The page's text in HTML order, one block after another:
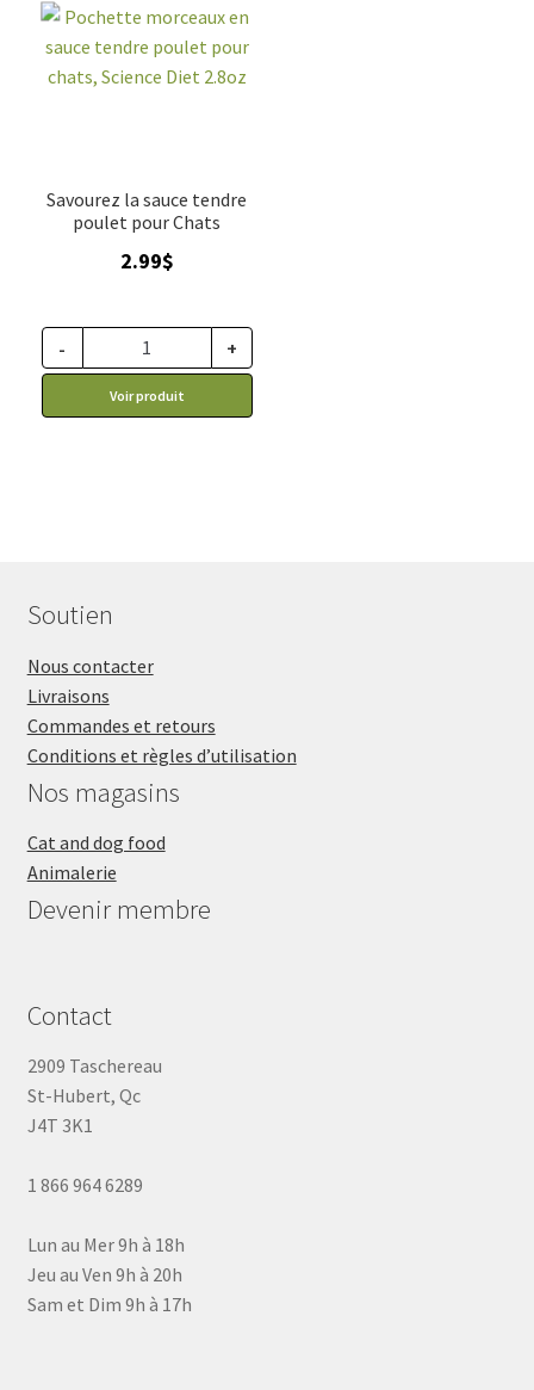
Savourez la sauce tendre
poulet pour Chats
2.99$
- +
Voir produit
Soutien
Nous contacter
Livraisons
Commandes et retours
Conditions et règles d’utilisation
Nos magasins
Cat and dog food
Animalerie
Devenir membre
Contact
2909 Taschereau
St-Hubert, Qc
J4T 3K1
1 866 964 6289
Lun au Mer 9h à 18h
Jeu au Ven 9h à 20h
Sam et Dim 9h à 17h